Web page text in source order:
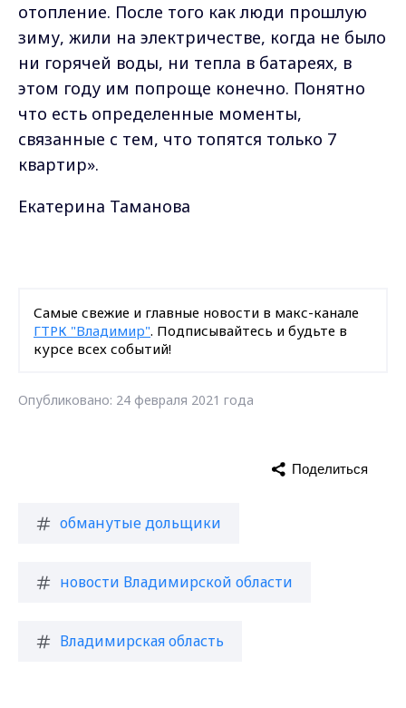
отопление. После того как люди прошлую
зиму, жили на электричестве, когда не было
ни горячей воды, ни тепла в батареях, в
этом году им попроще конечно. Понятно
что есть определенные моменты,
связанные с тем, что топятся только 7
квартир».
Екатерина Таманова
Самые свежие и главные новости в макс-канале
ГТРК "Владимир". Подписывайтесь и будьте в
курсе всех событий!
Опубликовано: 24 февраля 2021 года
обманутые дольщики
новости Владимирской области
Владимирская область
Поделиться